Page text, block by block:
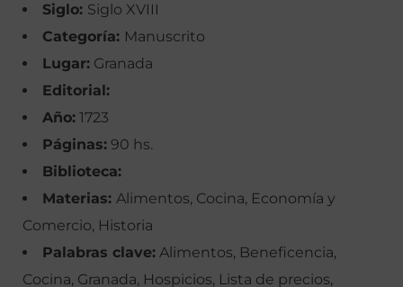
Siglo: Siglo XVIII
Categoría: Manuscrito
Lugar: Granada
Editorial:
Año: 1723
Páginas: 90 hs.
Biblioteca:
Materias: Alimentos, Cocina, Economía y
Comercio, Historia
Palabras clave: Alimentos, Beneficencia,
Cocina, Granada, Hospicios, Lista de precios,